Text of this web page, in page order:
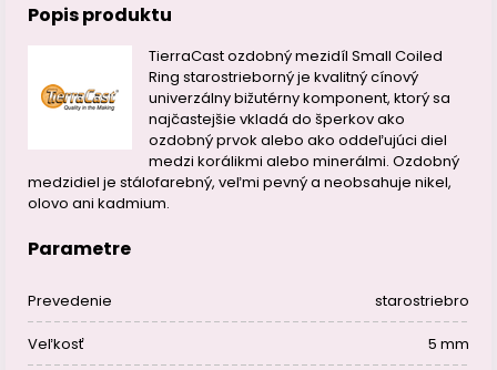
Popis produktu
TierraCast ozdobný mezidíl Small Coiled
Ring starostrieborný je kvalitný cínový
univerzálny bižutérny komponent, ktorý sa
najčastejšie vkladá do šperkov ako
ozdobný prvok alebo ako oddeľujúci diel
medzi korálikmi alebo minerálmi. Ozdobný
medzidiel je stálofarebný, veľmi pevný a neobsahuje nikel,
olovo ani kadmium.
Parametre
Prevedenie starostriebro
Veľkosť 5 mm